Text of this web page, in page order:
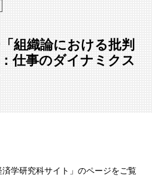
組織論における批判
仕事のダイナミクス
学研究科サイト」のページをご覧